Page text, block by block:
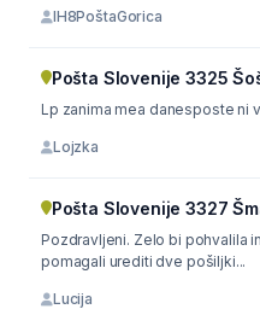
IH8PoštaGorica
Pošta Slovenije 3325
Lp zanima mea danesposte ni
Lojzka
Pošta Slovenije 3327
Pozdravljeni. Zelo bi pohvalila
pomagali urediti dve pošiljki...
Lucija